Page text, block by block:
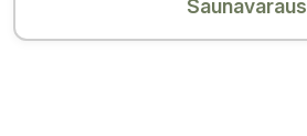
Saunavaraus